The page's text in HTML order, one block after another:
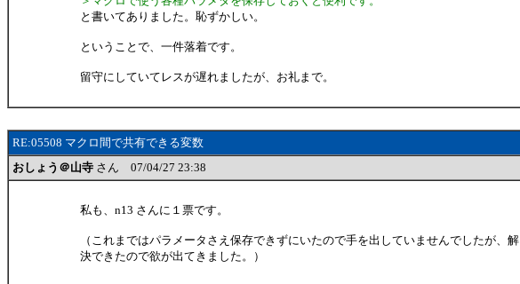
と書いてありました。恥ずかしい。
ということで、一件落着です。
留守にしていてレスが遅れましたが、お礼まで。
RE:05508 マクロ間で共有できる変数
おしょう＠山寺 さん 07/04/27 23:38
私も、n13 さんに１票です。
（これまではパラメータさえ保存できずにいたので手を出していませんでしたが、解
決できたので欲が出てきました。）